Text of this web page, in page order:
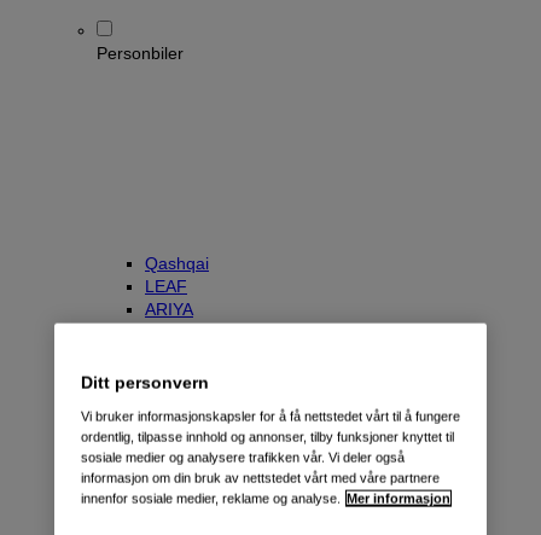
Personbiler
Qashqai
LEAF
ARIYA
e-NV200 Evalia
Ditt personvern
Vi bruker informasjonskapsler for å få nettstedet vårt til å fungere
ordentlig, tilpasse innhold og annonser, tilby funksjoner knyttet til
sosiale medier og analysere trafikken vår. Vi deler også
informasjon om din bruk av nettstedet vårt med våre partnere
innenfor sosiale medier, reklame og analyse. Mer informasjon